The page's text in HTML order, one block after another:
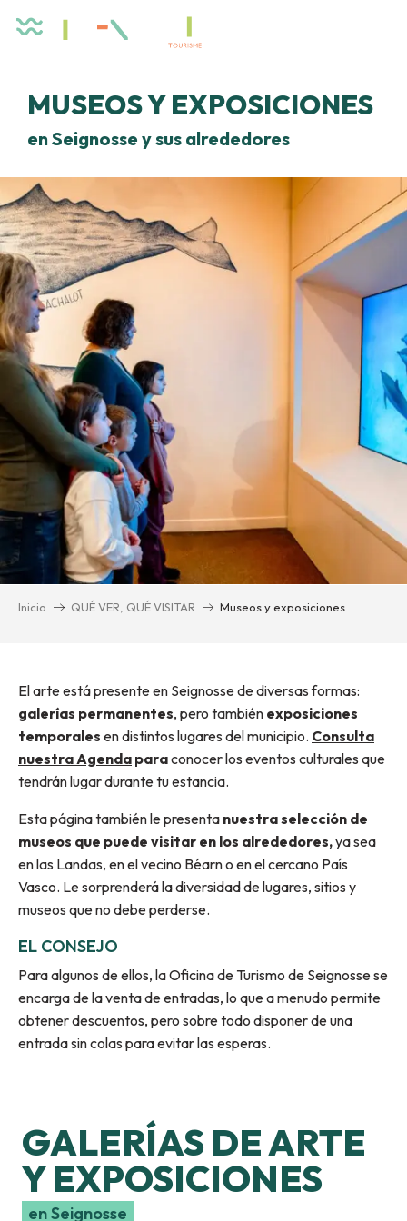
MUSEOS Y EXPOSICIONES
en Seignosse y sus alrededores
Inicio QUÉ VER, QUÉ VISITAR Museos y exposiciones
El arte está presente en Seignosse de diversas formas:
galerías permanentes, pero también exposiciones
temporales en distintos lugares del municipio. Consulta
nuestra Agenda paraconocer los eventos culturales que
tendrán lugar durante tu estancia.
Esta página también le presenta nuestra selección de
museos que puede visitar en los alrededores,ya sea
en las Landas, en el vecino Béarn o en el cercano País
Vasco. Le sorprenderá la diversidad de lugares, sitios y
museos que no debe perderse.
EL CONSEJO
Para algunos de ellos, la Oficina de Turismo de Seignosse se
encarga de la venta de entradas, lo que a menudo permite
obtener descuentos, pero sobre todo disponer de una
entrada sin colas para evitar las esperas.
GALERÍAS DE ARTE
Y EXPOSICIONES
en Seignosse